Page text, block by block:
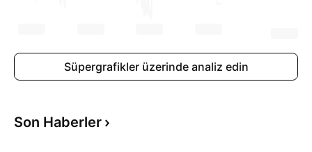
Süpergrafikler üzerinde analiz edin
Son Haberler